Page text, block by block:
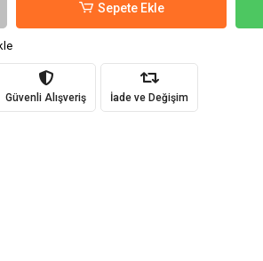
Sepete Ekle
Güvenli Alışveriş İade ve Değişim